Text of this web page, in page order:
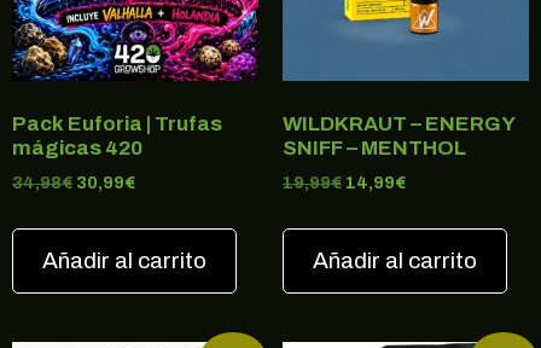
Pack Euforia | Trufas
mágicas 420
34,98€ 30,99€
Añadir al carrito
WILDKRAUT – ENERGY
SNIFF – MENTHOL
19,99€ 14,99€
Añadir al carrito